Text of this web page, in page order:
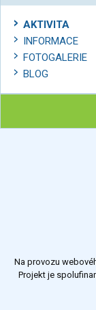
AKTIVITA
INFORMACE
FOTOGALERIE
BLOG
Výsledky
Na provozu
Projekt je